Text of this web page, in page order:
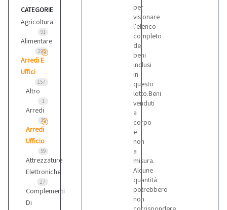
CATEGORIE
Agricoltura
91
Alimentare
295
Arredi E
Uffici
157
Altro
1
Arredi
35
Arredi
Ufficio
59
Attrezzature
Elettroniche
27
Complementi
Di
per
visionare
l'elenco
completo
dei
beni
inclusi
in
questo
lotto.Beni
venduti
a
corpo
e
non
a
misura.
Alcune
quantità
potrebbero
non